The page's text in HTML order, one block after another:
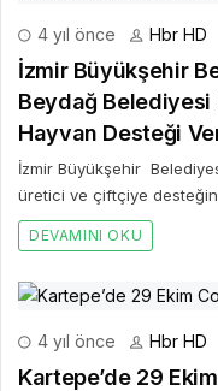
4 yıl önce Hbr HD
İzmir Büyükşehir
Beydağ Belediyesi
Hayvan Desteği
İzmir Büyükşehir
üretici ve çiftçiye
DEVAMINI OKU
4 yıl önce Hbr HD
Kartepe’de 29